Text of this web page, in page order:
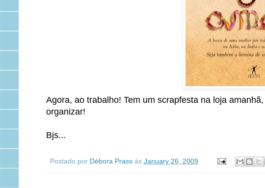
Agora, ao trabalho! Tem um scrapfesta na loja
organizar!
Bjs...
Postado por Débora Prass às January 26, 2009